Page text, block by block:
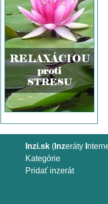
Inzi.sk ( Inzeráty
Kategórie
Pridať inzerát